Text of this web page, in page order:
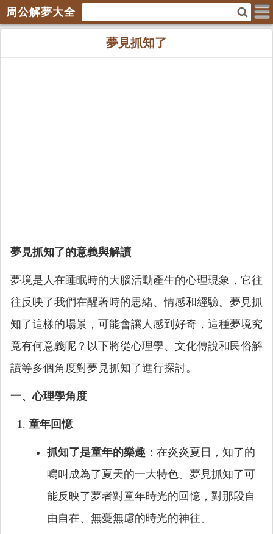
周公解夢大全
夢見抓知了
夢見抓知了的意義與解讀
夢境是人在睡眠時的大腦活動產生的心理現象，它往
往反映了我們在醒著時的思緒、情感和經驗。夢見抓
知了這樣的場景，可能會讓人感到好奇，這種夢境究
竟有何意義呢？以下將從心理學、文化傳說和民俗解
讀等多個角度對夢見抓知了進行探討。
一、心理學角度
童年回憶
抓知了是童年的樂趣 ：在炎炎夏日，知了的
鳴叫成為了夏天的一大特色。夢見抓知了可
能反映了夢者對童年時光的回憶，對那段自
由自在、無憂無慮的時光的神往。